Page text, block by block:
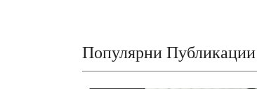
Популярни Публикации